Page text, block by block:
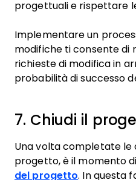
progettuali e rispettare
Implementare un
modifiche ti consente di
richieste di modifica in
probabilità di successo
7. Chiudi il
Una volta completate le
progetto, è il momento
del progetto. In questa